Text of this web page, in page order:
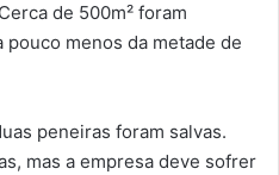
de 500m² foram
menos da metade de
peneiras foram salvas.
mas a empresa deve sofrer